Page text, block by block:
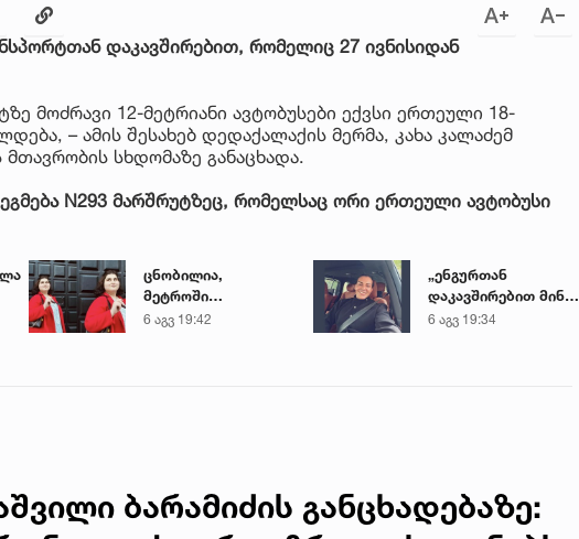
დაკავშირებით, რომელიც 27 ივნისიდან
მოძრავი 12-მეტრიანი ავტობუსები ექვსი ერთეული 18-
– ამის შესახებ დედაქალაქის მერმა, კახა კალაძემ
სხდომაზე განაცხადა.
N293 მარშრუტზეც, რომელსაც ორი ერთეული ავტობუსი
ცნობილია,
მეტროში
გარდაცვლილი 21
6 აგვ 19:42
„ენგურთან
დაკავშირებით მინდა
ვთქვა...“ - გოგა
6 აგვ 19:34
ბარამიძის განცხადებაზე: